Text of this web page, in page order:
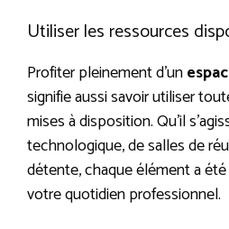
Utiliser les ressources
Profiter pleinement d’un
signifie aussi savoir utiliser
mises à disposition. Qu’il
technologique, de salles de
détente, chaque élément a
votre quotidien professionnel.